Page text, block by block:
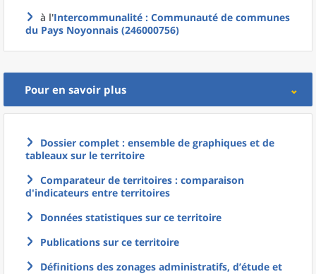
à l'Intercommunalité : Communauté de communes
du Pays Noyonnais (246000756)
Pour en savoir plus
Dossier complet : ensemble de graphiques et de
tableaux sur le territoire
Comparateur de territoires : comparaison
d'indicateurs entre territoires
Données statistiques sur ce territoire
Publications sur ce territoire
Définitions des zonages administratifs, d’étude et